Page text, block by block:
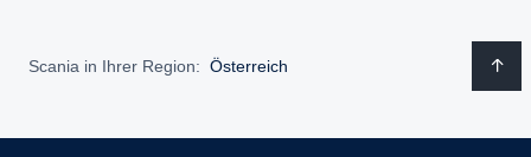
Scania in Ihrer Region: Österreich